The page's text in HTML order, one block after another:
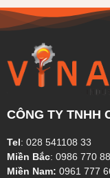
CÔNG TY TNHH
Tel: 028 541108 33
Miền Bắc: 0986 770
Miền Nam: 0961 777